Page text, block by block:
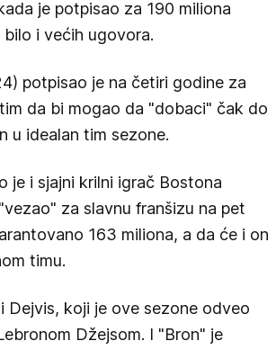
je potpisao za 190 miliona
i većih ugovora.
potpisao je na četiri godine za
da bi mogao da "dobaci" čak do
u idealan tim sezone.
je i sjajni krilni igrač Bostona
za slavnu franšizu na pet
163 miliona, a da će i on
timu.
Dejvis, koji je ove sezone odveo
Džejsom. I "Bron" je